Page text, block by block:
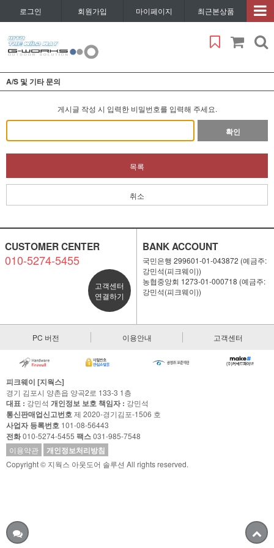
로그인 회원가입 마이페이지 최근본상품
A/S 및 기타 문의
게시글 작성 시 입력한 비밀번호를 입력해 주세요.
확인
목록
취소
CUSTOMER CENTER
010-5274-5455
고객센터
연결하기
BANK ACCOUNT
국민은행 299601-01-043872 (예금주:
강민석(피크웨이))
농협중앙회 1273-01-000718 (예금주:
강민석(피크웨이))
PC 버전 이용안내 고객센터
피크웨이 [지웍스]
경기 김포시 양촌읍 양곡2로 133-3 1층
대표 : 강민석 개인정보 보호 책임자 : 강민석
통신판매업신고번호제 2020-경기김포-1506 호
사업자 등록번호 101-08-56443
전화010-5274-5455 팩스031-985-7548
이용약관
개인정보처리방침
Copyright © 지웍스 아웃도어 솔루션 All rights reserved.